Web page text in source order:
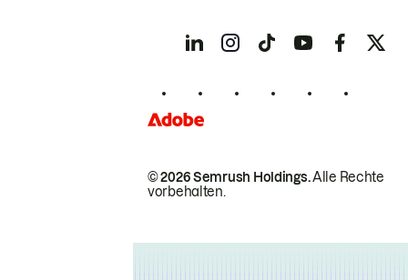
© 2026 Semrush Holdings.Alle Rechte
vorbehalten.